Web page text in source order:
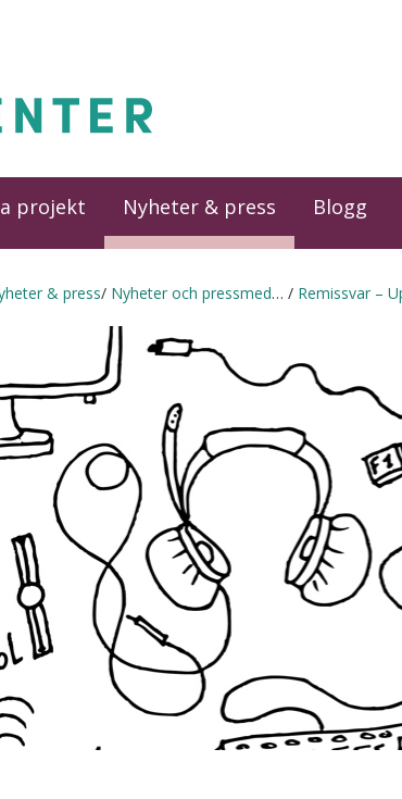
projekt Nyheter & press Blogg
& press Nyheter och pressmeddelanden Remissvar – Upphovsrätten på